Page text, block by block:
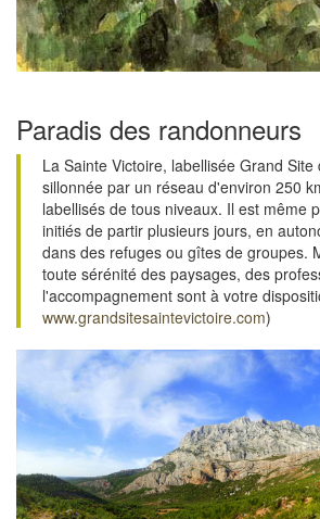
Paradis des randonneurs
La Sainte Victoire, labellisée Grand
sillonnée par un réseau d'environ 250
labellisés de tous niveaux. Il est même
initiés de partir plusieurs jours, en
dans des refuges ou gîtes de groupes.
toute sérénité des paysages, des
l'accompagnement sont à votre
www.grandsitesaintevictoire.com)